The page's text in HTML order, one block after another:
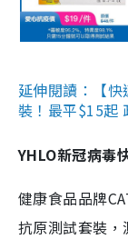
延伸閱讀：【
裝！最平$15起
YHLO新冠病毒
健康食品品牌
抗原測試套裝